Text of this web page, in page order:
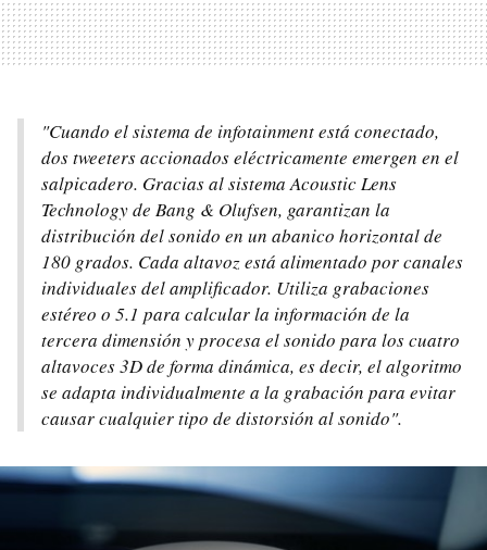
"Cuando el sistema de infotainment está conectado,
dos tweeters accionados eléctricamente emergen en el
salpicadero. Gracias al sistema Acoustic Lens
Technology de Bang & Olufsen, garantizan la
distribución del sonido en un abanico horizontal de
180 grados. Cada altavoz está alimentado por canales
individuales del amplificador. Utiliza grabaciones
estéreo o 5.1 para calcular la información de la
tercera dimensión y procesa el sonido para los cuatro
altavoces 3D de forma dinámica, es decir, el algoritmo
se adapta individualmente a la grabación para evitar
causar cualquier tipo de distorsión al sonido".